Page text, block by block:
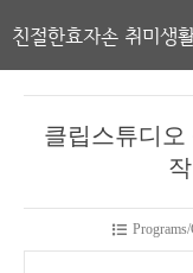
친절한효자손 취미생
클립스튜디오